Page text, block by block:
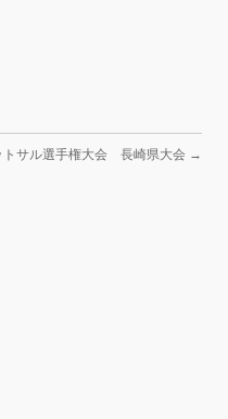
トサル選手権大会 長崎県大会 →